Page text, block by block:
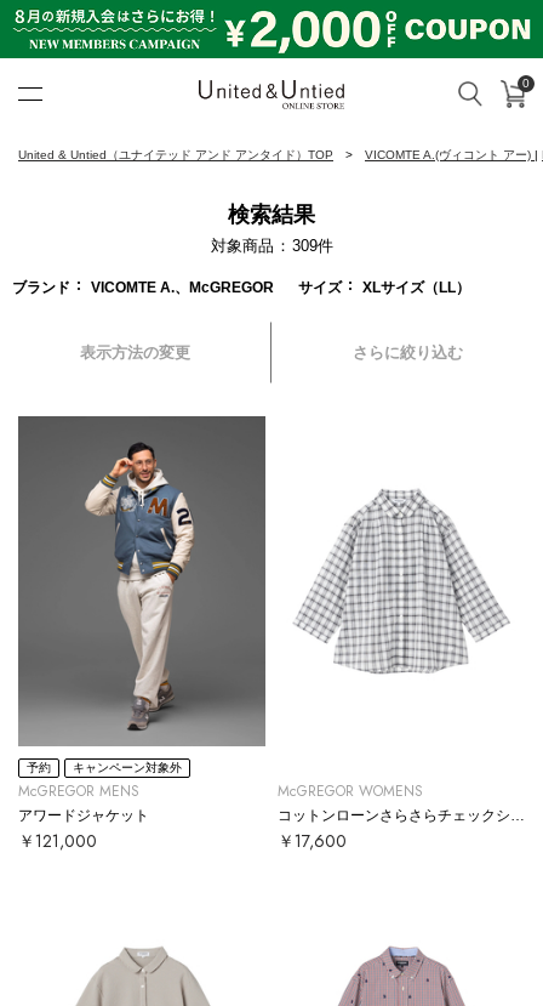
検索 カ
0
United & Untied（ユナイテッド アンド アンタイド）TOP VICOMTE A.(ヴィコント アー) |
検索結果
対象商品 309件
ブランド VICOMTE A.、McGREGOR サイズ XLサイズ（LL）
表示方法の変更 さらに絞り込む
予約 キャンペーン対象外
McGREGOR MENS
アワードジャケット
￥121,000
McGREGOR WOMENS
￥17,600